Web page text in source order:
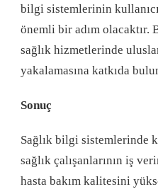
bilgi sistemlerinin
önemli bir adım olacaktır.
sağlık hizmetlerinde
yakalamasına katkıda
Sonuç
Sağlık bilgi sistemlerinde
sağlık çalışanlarının iş
hasta bakım kalitesini